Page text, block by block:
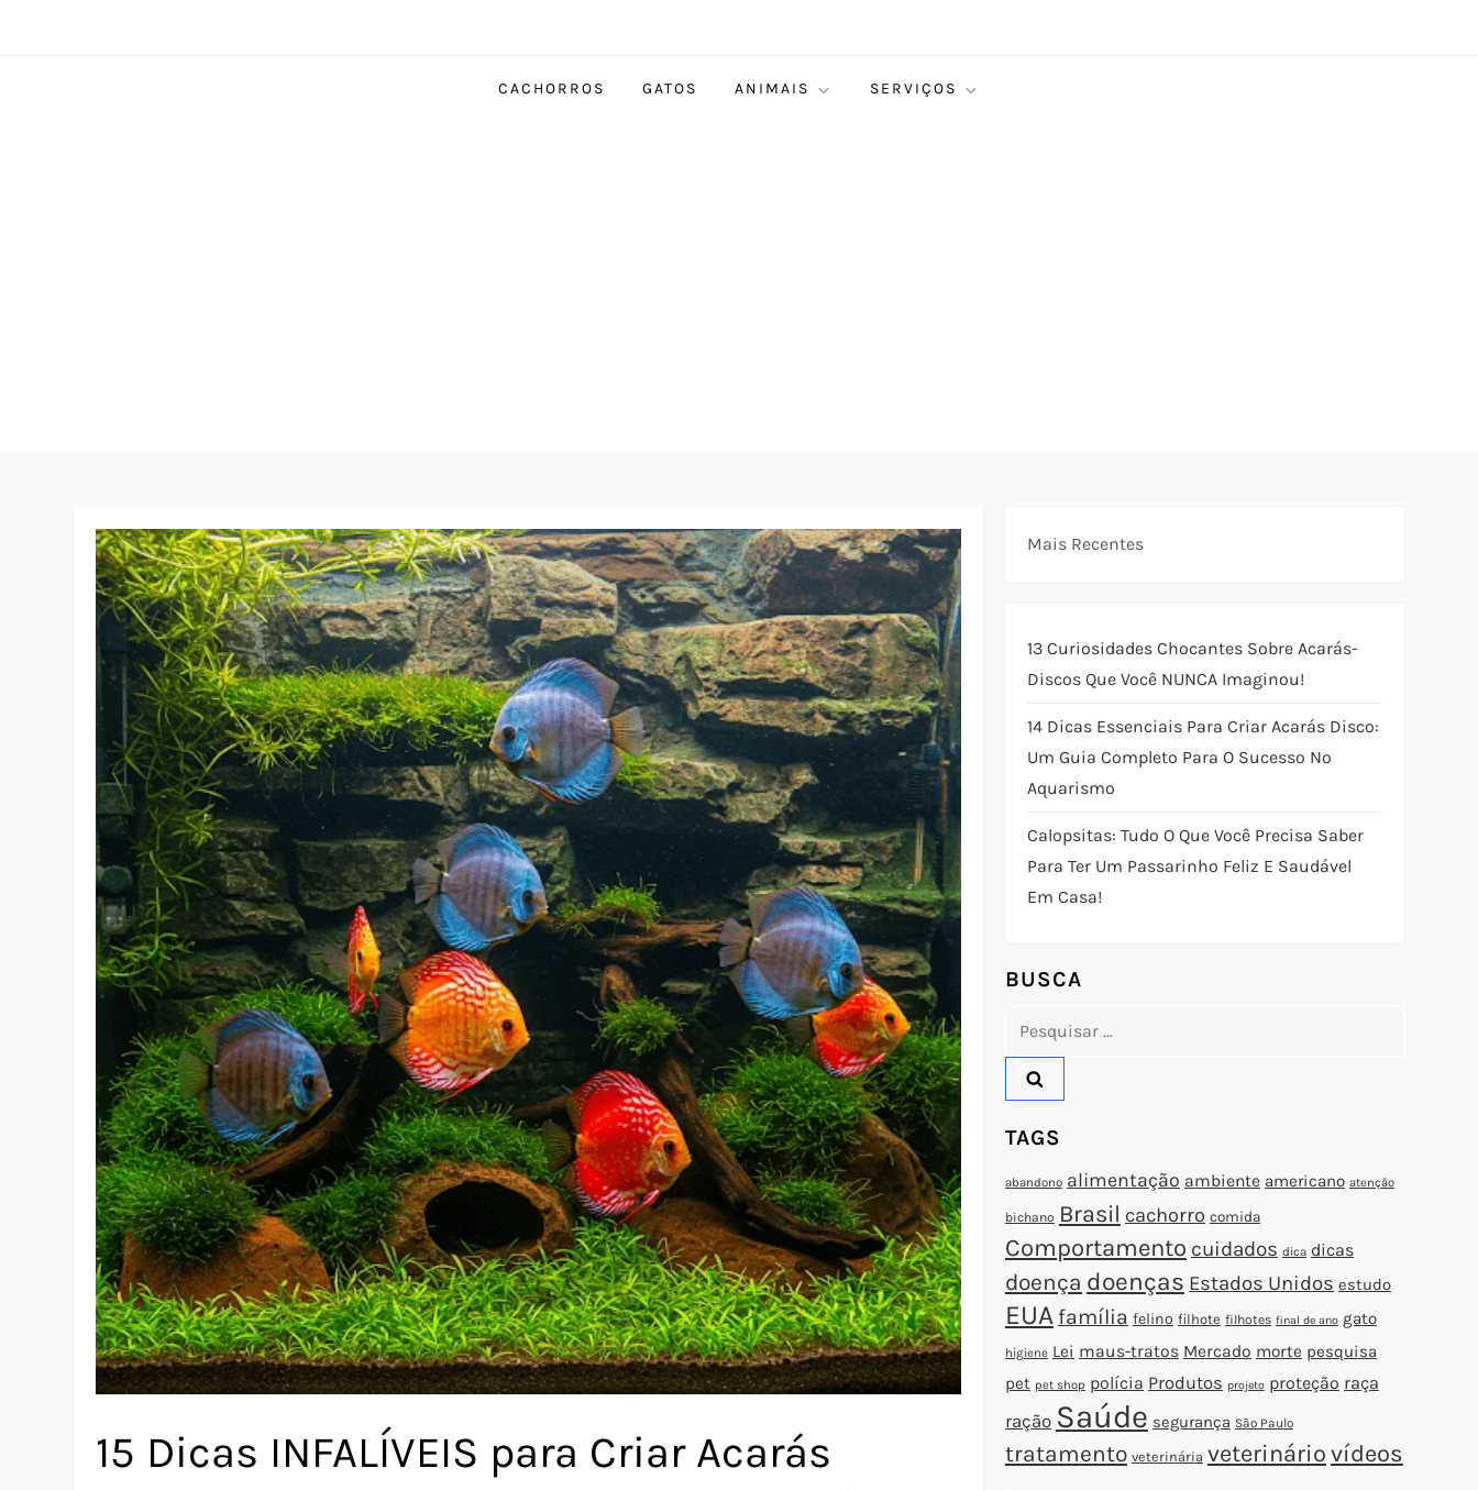
CACHORROS GATOS ANIMAIS SERVIÇOS
15 Dicas INFALÍVEIS para Criar Acarás
Mais Recentes
13 Curiosidades Chocantes Sobre Acarás-
Discos Que Você NUNCA Imaginou!
14 Dicas Essenciais Para Criar Acarás Disco:
Um Guia Completo Para O Sucesso No
Aquarismo
Calopsitas: Tudo O Que Você Precisa Saber
Para Ter Um Passarinho Feliz E Saudável
Em Casa!
BUSCA
Pesquisar
TAGS
abandono alimentação ambiente americano atenção
bichano Brasil cachorro comida
Comportamento cuidados dica dicas
doença doenças Estados Unidos estudo
EUA família felino filhote filhotes final de ano gato
higiene Lei maus-tratos Mercado morte pesquisa
pet pet shop polícia Produtos projeto proteção raça
ração Saúde segurança São Paulo
tratamento veterinária veterináriovídeos